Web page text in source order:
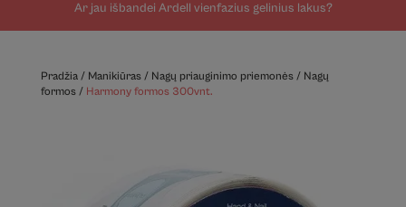
Ar jau išbandei Ardell vienfazius gelinius lakus?
Pradžia/ Manikiūras/ Nagų priauginimo priemonės/ Nagų
formos/ Harmony formos 300vnt.